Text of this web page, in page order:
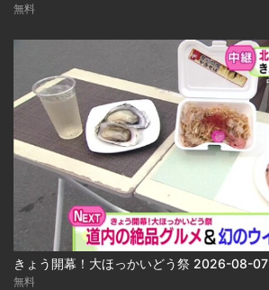
無料
きょう開幕！大ほっかいどう祭 2026-08-07
無料